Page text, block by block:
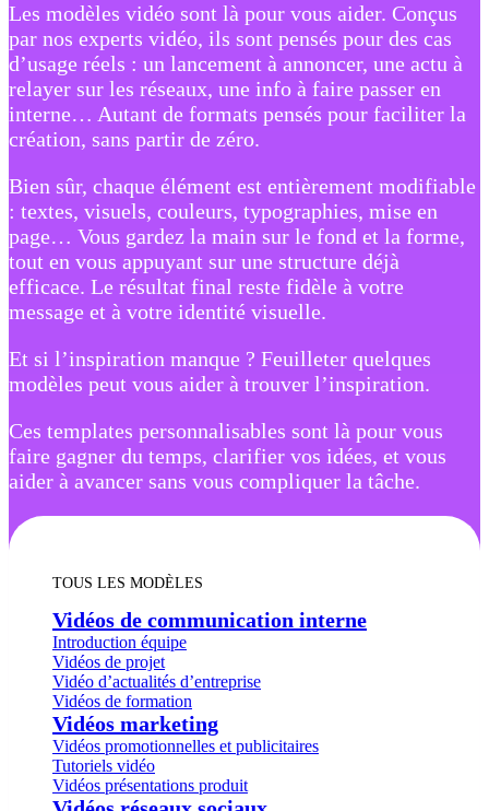
Les modèles vidéo sont là pour vous aider. Conçus
par nos experts vidéo, ils sont pensés pour des cas
d’usage réels : un lancement à annoncer, une actu à
relayer sur les réseaux, une info à faire passer en
interne… Autant de formats pensés pour faciliter la
création, sans partir de zéro.
Bien sûr, chaque élément est entièrement modifiable
: textes, visuels, couleurs, typographies, mise en
page… Vous gardez la main sur le fond et la forme,
tout en vous appuyant sur une structure déjà
efficace. Le résultat final reste fidèle à votre
message et à votre identité visuelle.
Et si l’inspiration manque ? Feuilleter quelques
modèles peut vous aider à trouver l’inspiration.
Ces templates personnalisables sont là pour vous
faire gagner du temps, clarifier vos idées, et vous
aider à avancer sans vous compliquer la tâche.
TOUS LES MODÈLES
Vidéos de communication interne
Introduction équipe
Vidéos de projet
Vidéo d’actualités d’entreprise
Vidéos de formation
Vidéos marketing
Vidéos promotionnelles et publicitaires
Tutoriels vidéo
Vidéos présentations produit